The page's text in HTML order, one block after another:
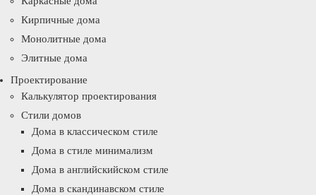
Кирпичные дома
Монолитные дома
Элитные дома
Проектирование
Калькулятор проектирования
Стили домов
Дома в классическом стиле
Дома в стиле минимализм
Дома в английскийском стиле
Дома в скандинавском стиле